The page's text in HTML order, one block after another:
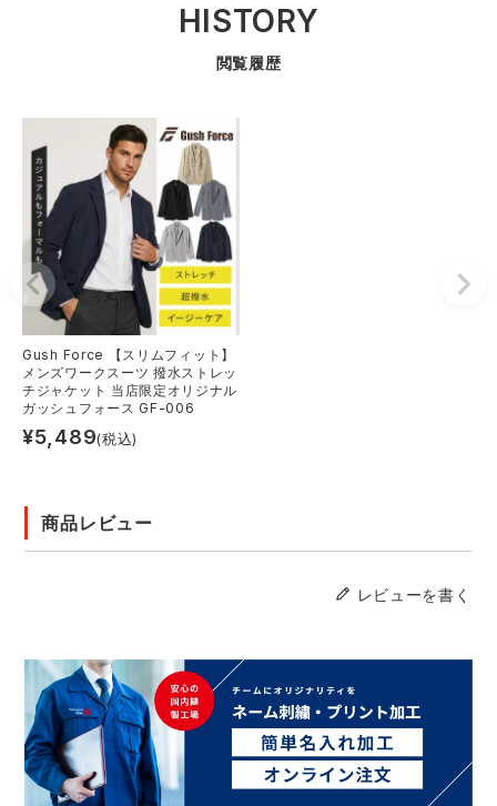
HISTORY
閲覧履歴
Gush Force 【スリムフィット】
メンズワークスーツ 撥水ストレッ
チジャケット 当店限定オリジナル
ガッシュフォース GF-006
¥5,489(税込)
商品レビュー
レビューを書く